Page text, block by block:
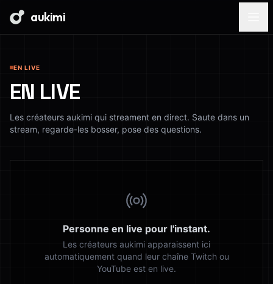
aukimi
EN LIVE
EN LIVE
Les créateurs aukimi qui streament en direct. Saute dans un
stream, regarde-les bosser, pose des questions.
Personne en live pour l'instant.
Les créateurs aukimi apparaissent ici
automatiquement quand leur chaîne Twitch ou
YouTube est en live.